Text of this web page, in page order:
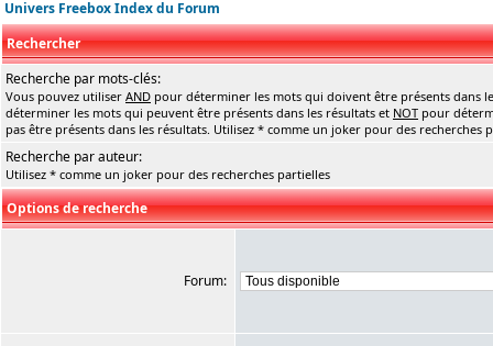
Univers Freebox Index du Forum
Rechercher
Recherche par mots-clés:
Vous pouvez utiliser AND pour déterminer les mots qui doivent être présents dans
déterminer les mots qui peuvent être présents dans les résultats et NOT pour
pas être présents dans les résultats. Utilisez * comme un joker pour des recherches
Recherche par auteur:
Utilisez * comme un joker pour des recherches partielles
Options de recherche
Forum: